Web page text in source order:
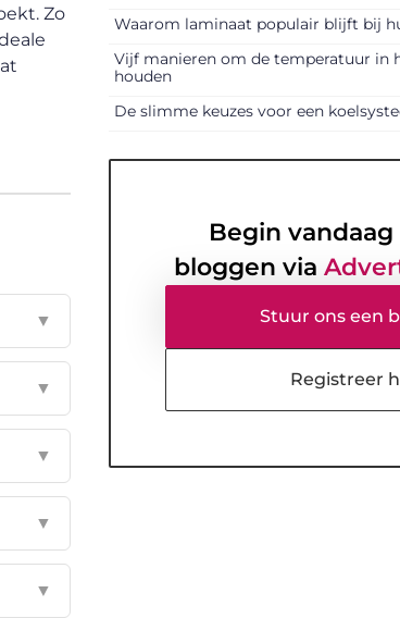
Zo
▼
▼
▼
▼
▼
Waarom laminaat populair blijft bij
Vijf manieren om de temperatuur in
houden
De slimme keuzes voor een
Begin
bloggen via
Stuur ons een
Registreer